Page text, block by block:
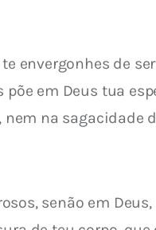
envergonhes de
em Deus tua
na sagacidade
senão em